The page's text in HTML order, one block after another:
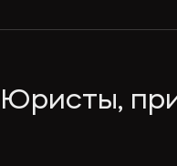
Юристы,